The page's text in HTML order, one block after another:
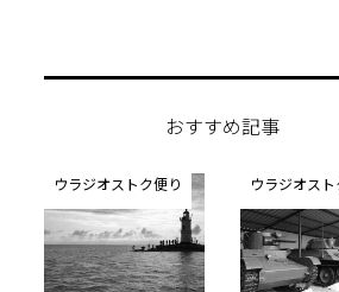
おすすめ記事
ウラジオストク便り ウラジオスト